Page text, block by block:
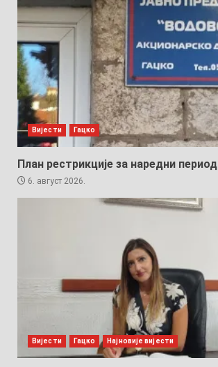
Вијести Гацко
План рестрикције за наредни период
6. август 2026.
Вијести Гацко Најновије вијести